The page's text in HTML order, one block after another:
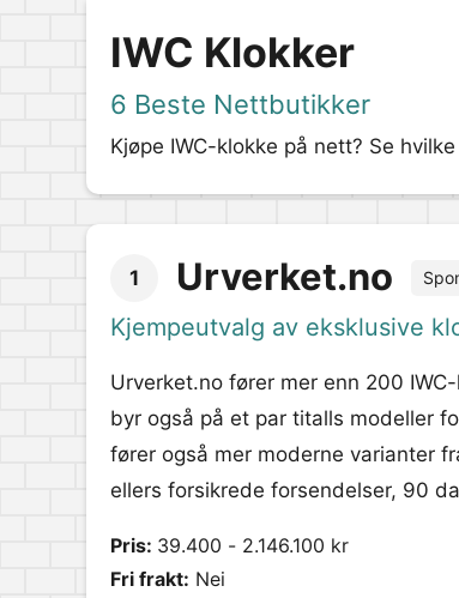
IWC Klokker
6 Beste Nettbutikker
Kjøpe IWC-klokke på nett? Se
1 Urverket.no
Kjempeutvalg av eksklusive
Urverket.no fører mer enn 200
byr også på et par titalls modeller
fører også mer moderne varianter
ellers forsikrede forsendelser, 90
Pris: 39.400 - 2.146.100 kr
Fri frakt: Nei